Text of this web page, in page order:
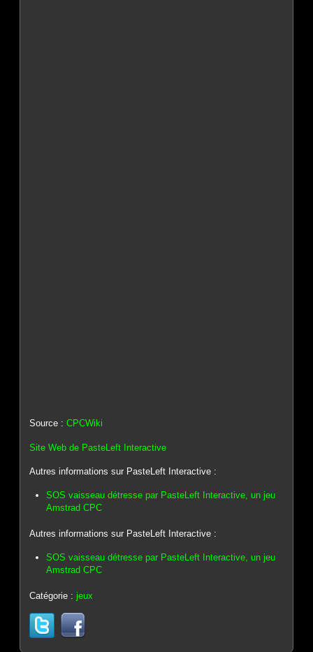
Source :CPCWiki
Site Web de PasteLeft Interactive
Autres informations sur PasteLeft Interactive :
SOS vaisseau détresse par PasteLeft Interactive, un jeu
Amstrad CPC
Autres informations sur PasteLeft Interactive :
SOS vaisseau détresse par PasteLeft Interactive, un jeu
Amstrad CPC
Catégorie :jeux